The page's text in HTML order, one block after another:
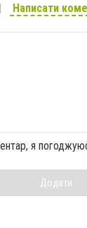
Написати
я
Додати